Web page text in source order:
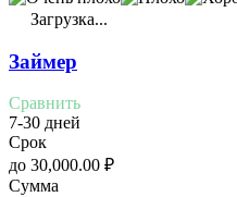
Загрузка...
Займер
Сравнить
7-30 дней
Срок
до 30,000.00 ₽
Сумма